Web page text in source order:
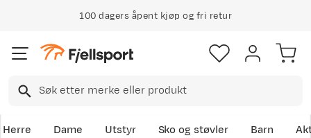
100 dagers åpent kjøp og fri retur
Herre Dame Utstyr Sko og støvler Barn